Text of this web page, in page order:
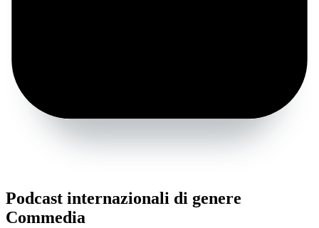
Podcast internazionali di genere
Commedia